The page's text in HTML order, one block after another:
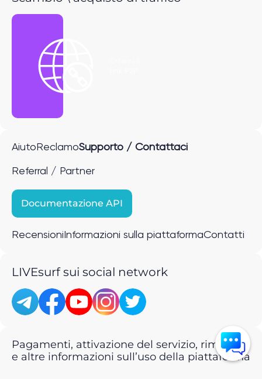
Aiuto ReclamoSupporto / Contattaci
Referral / Partner
Documentazione API
Recensioni Informazioni sulla piattaformaContatti
LIVEsurf sui social network
Pagamenti, attivazione del servizio, rimborsi
e altre informazioni sull’uso della piattaforma